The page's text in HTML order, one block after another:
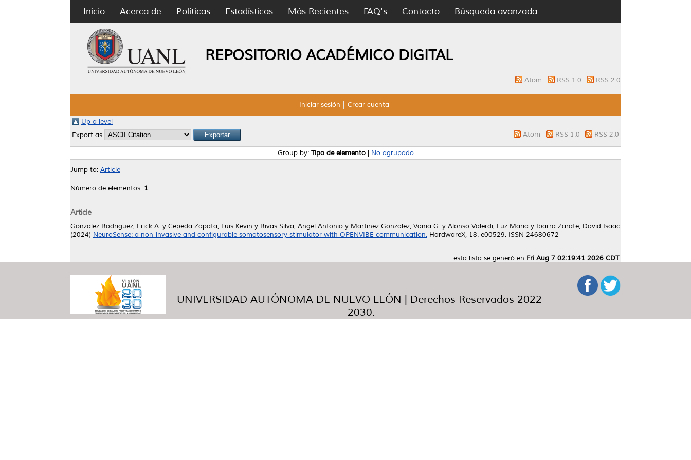
Inicio Acerca de Políticas Estadísticas Más Recientes FAQ's Contacto Búsqueda avanzada
REPOSITORIO ACADÉMICO DIGITAL
Atom RSS 1.0 RSS 2.0
Iniciar sesión Crear cuenta
Up a level
Export as
Atom RSS 1.0 RSS 2.0
Group by: Tipo de elemento| No agrupado
Jump to: Article
Número de elementos: 1.
Article
Gonzalez Rodriguez, Erick A. y Cepeda Zapata, Luis Kevin y Rivas Silva, Angel Antonio y Martinez Gonzalez, Vania G. y Alonso Valerdi, Luz Maria y Ibarra Zarate, David Isaac
(2024) NeuroSense: a non-invasive and configurable somatosensory stimulator with OPENVIBE communication. HardwareX, 18. e00529. ISSN 24680672
esta lista se generó en Fri Aug 7 02:19:41 2026 CDT.
UNIVERSIDAD AUTÓNOMA DE NUEVO LEÓN | Derechos Reservados 2022-
2030.